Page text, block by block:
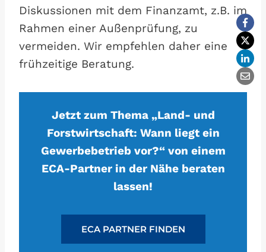
Diskussionen mit dem Finanzamt, z.B. im
Rahmen einer Außenprüfung, zu
vermeiden. Wir empfehlen daher eine
frühzeitige Beratung.
Jetzt zum Thema „Land- und
Forstwirtschaft: Wann liegt ein
Gewerbebetrieb vor?“ von einem
ECA-Partner in der Nähe beraten
lassen!
ECA PARTNER FINDEN